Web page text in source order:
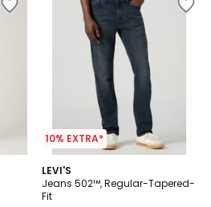
10% EXTRA*
LEVI'S
Jeans 502™, Regular-Tapered-
Fit
4,4
/ 5
2
Farben